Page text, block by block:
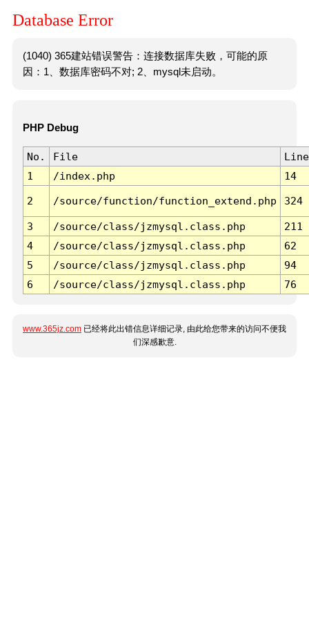
Database Error
(1040) 365建站错误警告：连接数据库失败，可能的原
因：1、数据库密码不对; 2、mysql未启动。
PHP Debug
No. File
Line
1
/index.php 14
2 /source/function/function_extend.php 324
3 /source/class/jzmysql.class.php
211
4
/source/class/jzmysql.class.php
62
5
/source/class/jzmysql.class.php
94
6
/source/class/jzmysql.class.php 76
www.365jz.com 已经将此出错信息详细记录, 由此给您带来的访问不便我
们深感歉意.